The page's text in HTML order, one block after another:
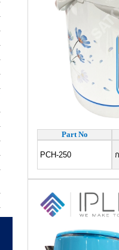
Part No
PCH-250